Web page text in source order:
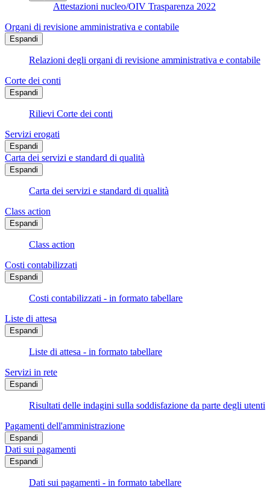
Attestazioni nucleo/OIV Trasparenza 2022
Organi di revisione amministrativa e contabile
Espandi
Relazioni degli organi di revisione amministrativa e contabile
Corte dei conti
Espandi
Rilievi Corte dei conti
Servizi erogati
Espandi
Carta dei servizi e standard di qualità
Espandi
Carta dei servizi e standard di qualità
Class action
Espandi
Class action
Costi contabilizzati
Espandi
Costi contabilizzati - in formato tabellare
Liste di attesa
Espandi
Liste di attesa - in formato tabellare
Servizi in rete
Espandi
Risultati delle indagini sulla soddisfazione da parte degli utenti
Pagamenti dell'amministrazione
Espandi
Dati sui pagamenti
Espandi
Dati sui pagamenti - in formato tabellare